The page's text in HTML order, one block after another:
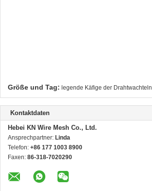
Größe und Tag: legende Käfige der Drahtwachteln
Kontaktdaten
Hebei KN Wire Mesh Co., Ltd.
Ansprechpartner: Linda
Telefon: +86 177 1003 8900
Faxen: 86-318-7020290